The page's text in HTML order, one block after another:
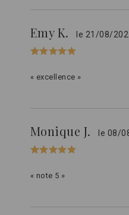
Emy K. le 21/08/
« excellence »
Monique J. le 08/
« note 5 »